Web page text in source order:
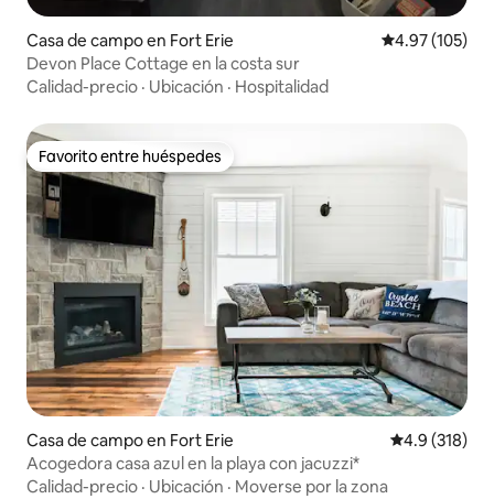
Casa de campo en Fort Erie Calificación
4.97 (105)
Devon Place Cottage en la costa sur
Calidad-precio · Ubicación · Hospitalidad
Favorito entre huéspedes
Favorito entre huéspedes
Casa de campo en Fort Erie Calificación
4.9 (318)
Acogedora casa azul en la playa con jacuzzi*
Calidad-precio · Ubicación · Moverse por la zona